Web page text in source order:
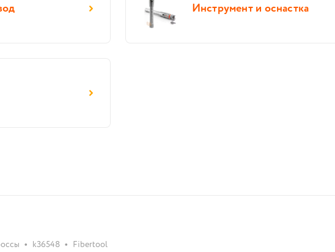
Инструмент и оснастка
• k36548 • Fibertool